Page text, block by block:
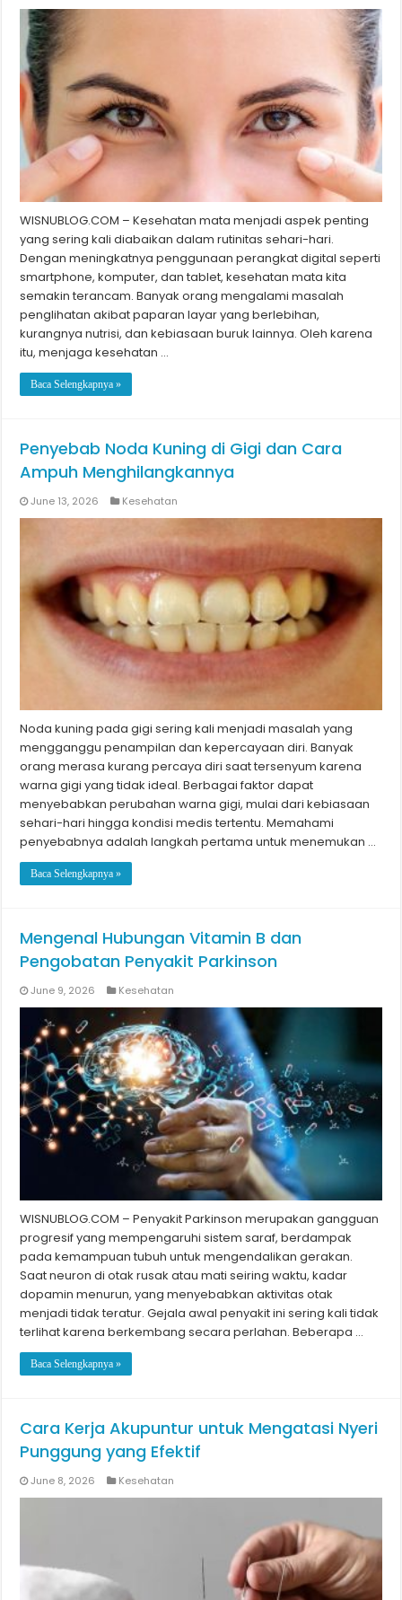
WISNUBLOG.COM – Kesehatan mata menjadi aspek penting
yang sering kali diabaikan dalam rutinitas sehari-hari.
Dengan meningkatnya penggunaan perangkat digital seperti
smartphone, komputer, dan tablet, kesehatan mata kita
semakin terancam. Banyak orang mengalami masalah
penglihatan akibat paparan layar yang berlebihan,
kurangnya nutrisi, dan kebiasaan buruk lainnya. Oleh karena
itu, menjaga kesehatan …
Baca Selengkapnya »
Penyebab Noda Kuning di Gigi dan Cara
Ampuh Menghilangkannya
June 13, 2026 Kesehatan
Noda kuning pada gigi sering kali menjadi masalah yang
mengganggu penampilan dan kepercayaan diri. Banyak
orang merasa kurang percaya diri saat tersenyum karena
warna gigi yang tidak ideal. Berbagai faktor dapat
menyebabkan perubahan warna gigi, mulai dari kebiasaan
sehari-hari hingga kondisi medis tertentu. Memahami
penyebabnya adalah langkah pertama untuk menemukan …
Baca Selengkapnya »
Mengenal Hubungan Vitamin B dan
Pengobatan Penyakit Parkinson
June 9, 2026 Kesehatan
WISNUBLOG.COM – Penyakit Parkinson merupakan gangguan
progresif yang mempengaruhi sistem saraf, berdampak
pada kemampuan tubuh untuk mengendalikan gerakan.
Saat neuron di otak rusak atau mati seiring waktu, kadar
dopamin menurun, yang menyebabkan aktivitas otak
menjadi tidak teratur. Gejala awal penyakit ini sering kali tidak
terlihat karena berkembang secara perlahan. Beberapa …
Baca Selengkapnya »
Cara Kerja Akupuntur untuk Mengatasi Nyeri
Punggung yang Efektif
June 8, 2026 Kesehatan